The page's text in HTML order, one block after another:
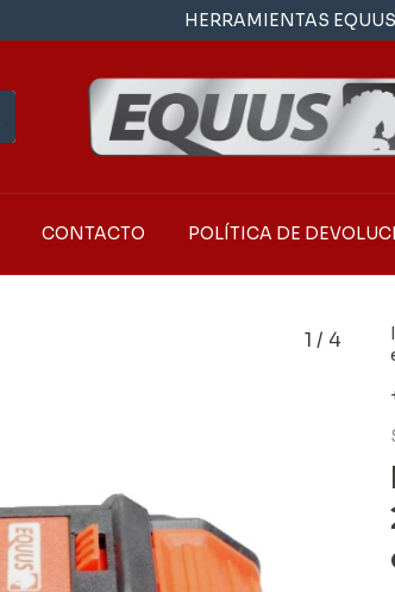
HERRAMIENTAS EQUUS - 1
CONTACTO POLÍTICA DE
1 / 4